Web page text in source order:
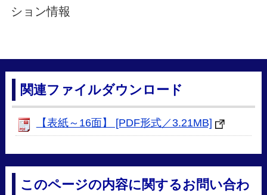
ション情報
関連ファイルダウンロード
【表紙～16面】 [PDF形式／3.21MB]
このページの内容に関するお問い合わ